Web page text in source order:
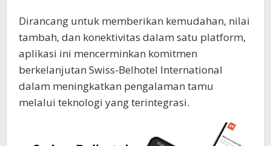
Dirancang untuk memberikan kemudahan, nilai
tambah, dan konektivitas dalam satu platform,
aplikasi ini mencerminkan komitmen
berkelanjutan Swiss-Belhotel International
dalam meningkatkan pengalaman tamu
melalui teknologi yang terintegrasi.